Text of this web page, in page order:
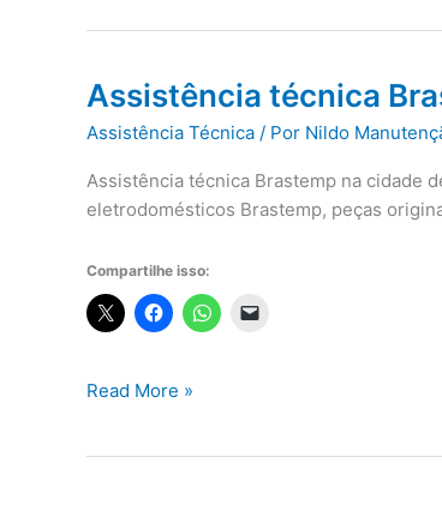
Assistência técnica
Assistência Técnica / Por Nildo
Assistência técnica Brastemp na cidade
eletrodomésticos Brastemp, peças
Compartilhe isso:
Assistência
Read More »